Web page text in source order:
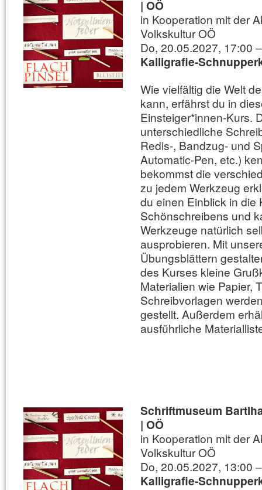
| OÖ
in Kooperation mit der
Volkskultur OÖ
Do, 20.05.2027, 17:00
Kalligrafie-
Wie vielfältig die Welt
kann, erfährst du in
Einsteiger*innen-Kurs.
unterschiedliche
Redis-, Bandzug- und
Automatic-Pen, etc.)
bekommst die
zu jedem Werkzeug
du einen Einblick in die
Schönschreibens und
Werkzeuge natürlich
ausprobieren. Mit
Übungsblättern
des Kurses kleine
Materialien wie Papier,
Schreibvorlagen
gestellt. Außerdem
ausführliche
Schriftmuseum
| OÖ
in Kooperation mit der
Volkskultur OÖ
Do, 20.05.2027, 13:00
Kalligrafie-